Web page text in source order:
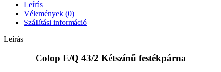
Leírás
Vélemények (0)
Szállítási információ
Leírás
Colop E/Q 43/2 Kétszínű festékpárna